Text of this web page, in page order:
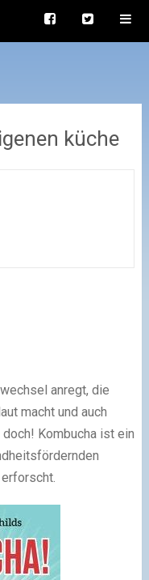
küche
anregt, die
macht und auch
Kombucha ist ein